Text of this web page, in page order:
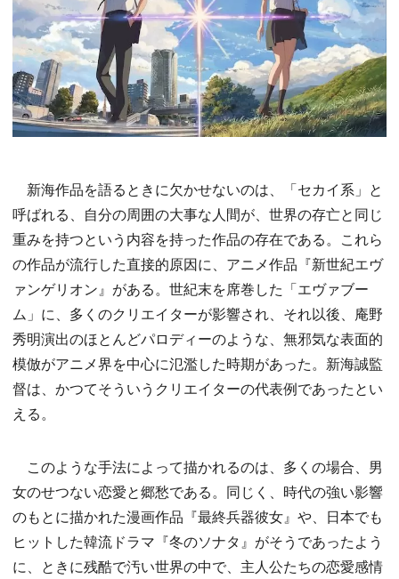
新海作品を語るときに欠かせないのは、「セカイ系」と
呼ばれる、自分の周囲の大事な人間が、世界の存亡と同じ
重みを持つという内容を持った作品の存在である。これら
の作品が流行した直接的原因に、アニメ作品『新世紀エヴ
ァンゲリオン』がある。世紀末を席巻した「エヴァブー
ム」に、多くのクリエイターが影響され、それ以後、庵野
秀明演出のほとんどパロディーのような、無邪気な表面的
模倣がアニメ界を中心に氾濫した時期があった。新海誠監
督は、かつてそういうクリエイターの代表例であったとい
える。
このような手法によって描かれるのは、多くの場合、男
女のせつない恋愛と郷愁である。同じく、時代の強い影響
のもとに描かれた漫画作品『最終兵器彼女』や、日本でも
ヒットした韓流ドラマ『冬のソナタ』がそうであったよう
に、ときに残酷で汚い世界の中で、主人公たちの恋愛感情